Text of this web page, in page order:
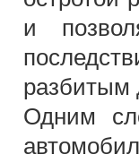
и
разбитым
Одним